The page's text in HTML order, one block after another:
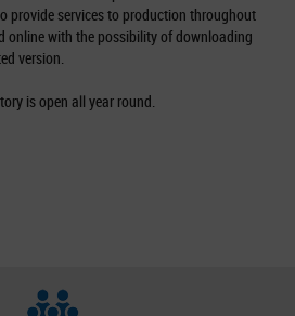
provide services to production throughout
online with the possibility of downloading
version.
is open all year round.